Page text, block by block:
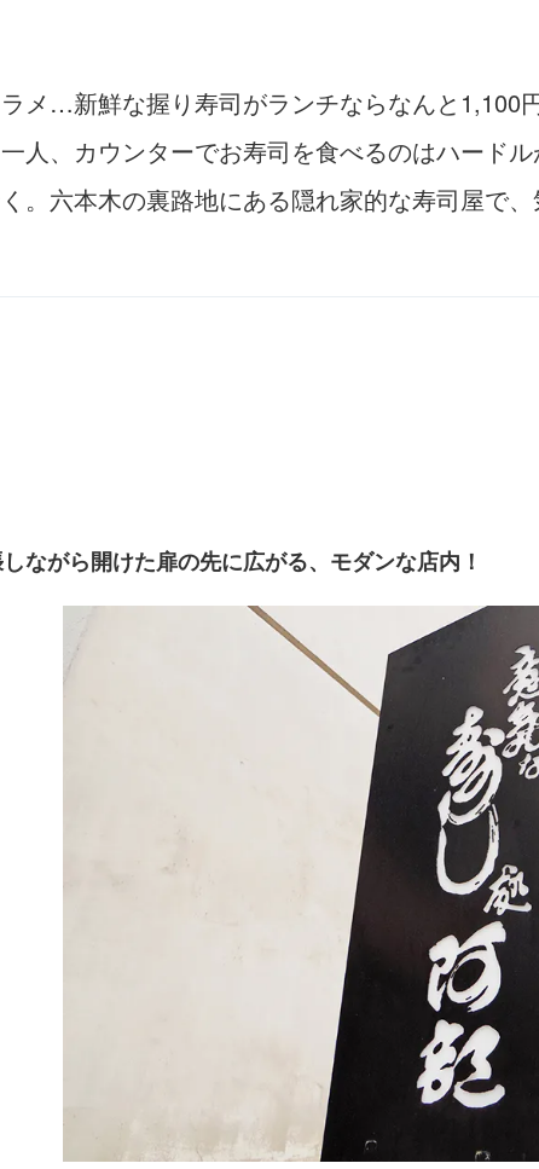
メ…新鮮な握り寿司がランチならなんと1,100
人、カウンターでお寿司を食べるのはハード
。六本木の裏路地にある隠れ家的な寿司屋で
ながら開けた扉の先に広がる、モダンな店内！